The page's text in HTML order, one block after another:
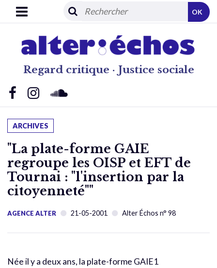
Regard critique · Justice sociale
OK
ARCHIVES
"La plate-forme GAIE
regroupe les OISP et EFT de
Tournai : "l'insertion par la
citoyenneté""
AGENCE ALTER 21-05-2001 Alter Échos n° 98
Née il y a deux ans, la plate-forme GAIE1